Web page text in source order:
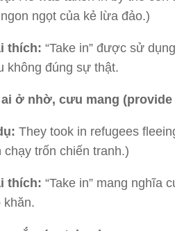
ngọt của kẻ lừa đảo.)
thích: “Take in” được sử
không đúng sự thật.
ở nhờ, cưu mang
They took in refugees
chạy trốn chiến tranh.)
thích: “Take in” mang nghĩa
khăn.